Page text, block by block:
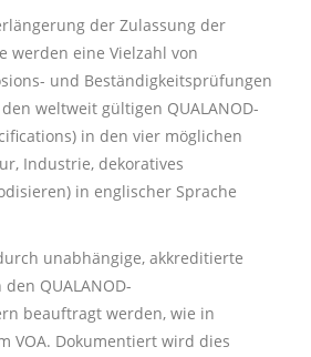
der Zulassung der
werden eine Vielzahl von
und Beständigkeitsprüfungen
weltweit gültigen QUALANOD-
in den vier möglichen
Industrie, dekoratives
in englischer Sprache
unabhängige, akkreditierte
QUALANOD-
beauftragt werden, wie in
VOA. Dokumentiert wird dies